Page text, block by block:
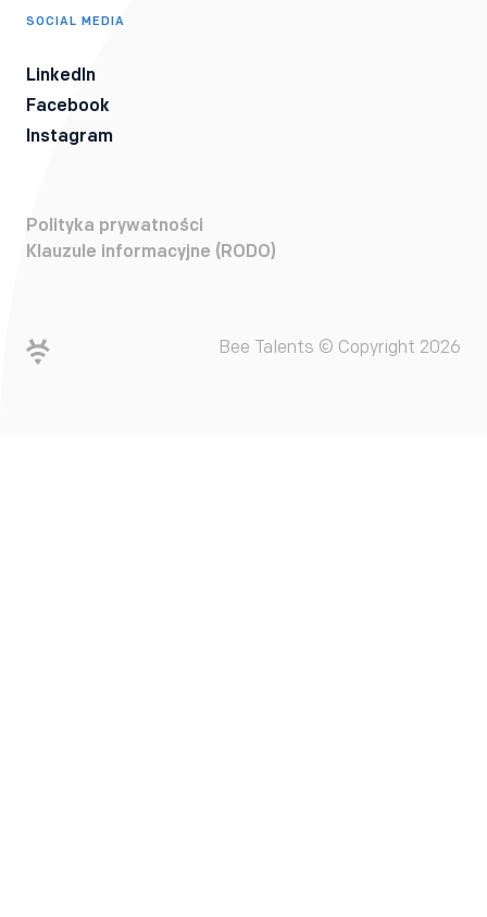
SOCIAL MEDIA
LinkedIn
Facebook
Instagram
Polityka prywatności
Klauzule informacyjne (RODO)
Bee Talents © Copyright 2026